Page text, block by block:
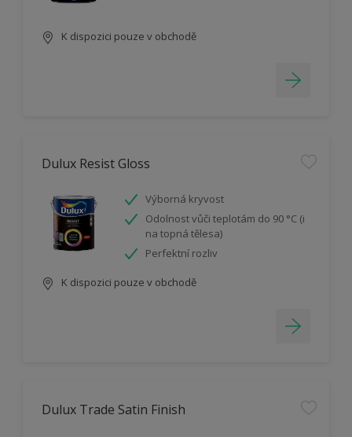
K dispozici pouze v obchodě
Dulux Resist Gloss
Výborná kryvost
Odolnost vůči teplotám do 90 °C (i
na topná tělesa)
Perfektní rozliv
K dispozici pouze v obchodě
Dulux Trade Satin Finish